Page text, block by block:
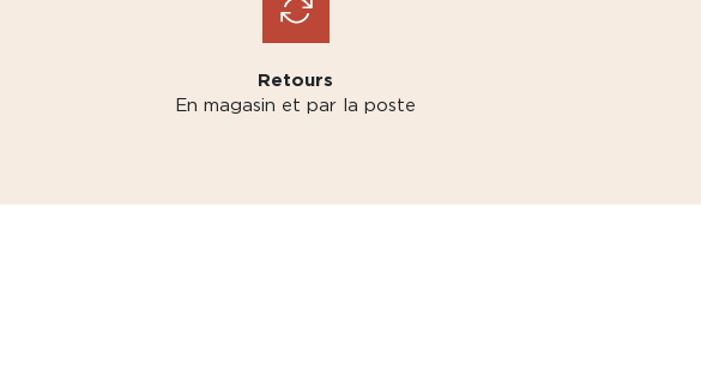
Retours
En magasin et par la poste